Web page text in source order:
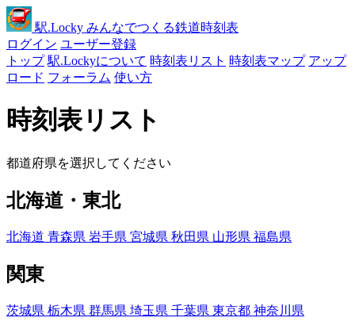
駅.Locky みんなでつくる鉄道時刻表
ログイン ユーザー登録
トップ 駅.Lockyについて 時刻表リスト 時刻表マップ アップ
ロード フォーラム 使い方
時刻表リスト
都道府県を選択してください
北海道・東北
北海道 青森県 岩手県 宮城県 秋田県 山形県 福島県
関東
茨城県 栃木県 群馬県 埼玉県 千葉県 東京都 神奈川県